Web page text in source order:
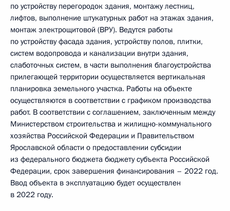
по устройству перегородок здания, монтажу лестниц,
лифтов, выполнение штукатурных работ на этажах здания,
монтаж электрощитовой (ВРУ). Ведутся работы
по устройству фасада здания, устройству полов, плитки,
систем водопровода и канализации внутри здания,
слаботочных систем, в части выполнения благоустройства
прилегающей территории осуществляется вертикальная
планировка земельного участка. Работы на объекте
осуществляются в соответствии с графиком производства
работ. В соответствии с соглашением, заключенным между
Министерством строительства и жилищно­-коммунального
хозяйства Российской Федерации и Правительством
Ярославской области о предоставлении субсидии
из федерального бюджета бюджету субъекта Российской
Федерации, срок завершения финансирования – 2022 год.
Ввод объекта в эксплуатацию будет осуществлен
в 2022 году.